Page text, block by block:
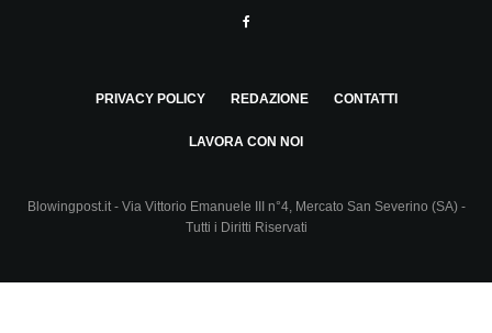
PRIVACY POLICY REDAZIONE CONTATTI
LAVORA CON NOI
Blowingpost.it - Via Vittorio Emanuele III n°4, Mercato San Severino (SA) -
Tutti i Diritti Riservati